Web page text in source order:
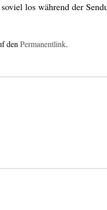
los während der
denPermanentlink.